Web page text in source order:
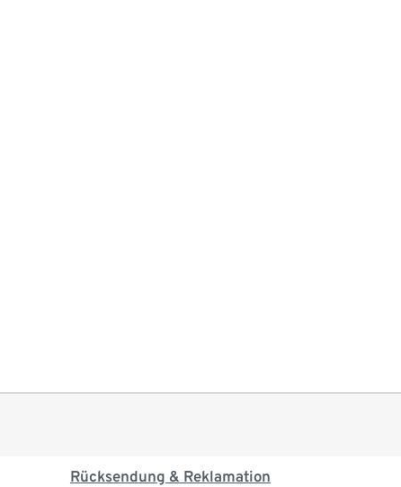
Rücksendung & Reklamation